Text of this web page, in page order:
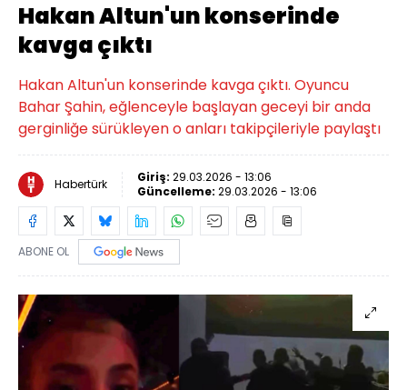
Hakan Altun'un konserinde
kavga çıktı
Hakan Altun'un konserinde kavga çıktı. Oyuncu
Bahar Şahin, eğlenceyle başlayan geceyi bir anda
gerginliğe sürükleyen o anları takipçileriyle paylaştı
Habertürk Giriş: 29.03.2026 - 13:06
Güncelleme: 29.03.2026 - 13:06
ABONE OL